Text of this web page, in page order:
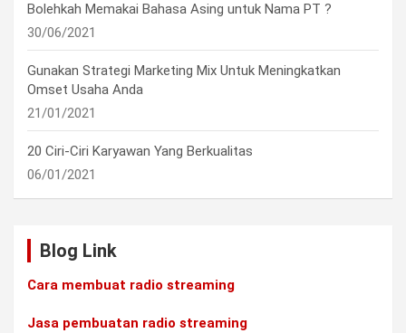
Bolehkah Memakai Bahasa Asing untuk Nama PT ?
30/06/2021
Gunakan Strategi Marketing Mix Untuk Meningkatkan
Omset Usaha Anda
21/01/2021
20 Ciri-Ciri Karyawan Yang Berkualitas
06/01/2021
Blog Link
Cara membuat radio streaming
Jasa pembuatan radio streaming